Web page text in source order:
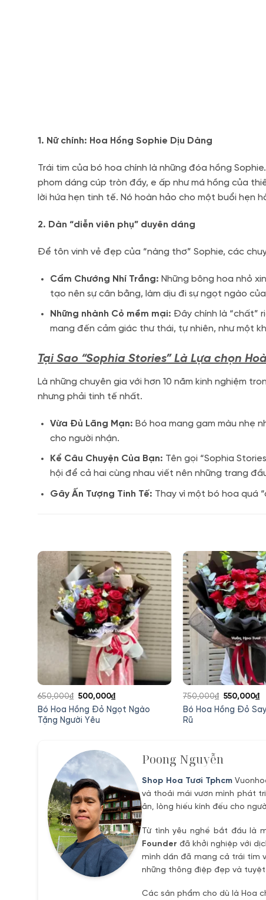
1. Nữ chính: Hoa Hồng Sophie Dịu Dàng
Trái tim của bó hoa chính là những đóa hồng
phom dáng cúp tròn đầy, e ấp như má hồng của
lời hứa hẹn tinh tế. Nó hoàn hảo cho một buổi hẹn
2. Dàn “diễn viên phụ” duyên dáng
Để tôn vinh vẻ đẹp của “nàng thơ” Sophie, các
Cẩm Chướng Nhí Trắng: Những bông hoa nhỏ
tạo nên sự cân bằng, làm dịu đi sự ngọt ngào
Những nhành Cỏ mềm mại: Đây chính là “chất”
mang đến cảm giác thư thái, tự nhiên, như một
Tại Sao “Sophia Stories” Là Lựa chọn
Là những chuyên gia với hơn 10 năm kinh nghiệm
nhưng phải tinh tế nhất.
Vừa Đủ Lãng Mạn: Bó hoa mang gam màu nhẹ
cho người nhận.
Kể Câu Chuyện Của Bạn: Tên gọi “Sophia
hội để cả hai cùng nhau viết nên những trang
Gây Ấn Tượng Tinh Tế: Thay vì một bó hoa quá
Bó Hoa Hồng Đỏ Ngọt Ngào
Tặng Người Yêu
650,000₫ Giá
gốc
là:
500,000₫Giá
hiện
Bó Hoa Hồng Đỏ
Rũ
750,000₫ Giá
gốc
550,000₫
Poong Nguyễn
Shop Hoa Tươi Tphcm
và thoải mái vươn mình phát
ân, lòng hiếu kính đếu cho
Từ tình yêu nghề bắt đầu là
Founder đã khởi nghiệp với
mình dần đã mang cả trái tím
những thông điệp đẹp và
Các sản phẩm cho dù là Hoa